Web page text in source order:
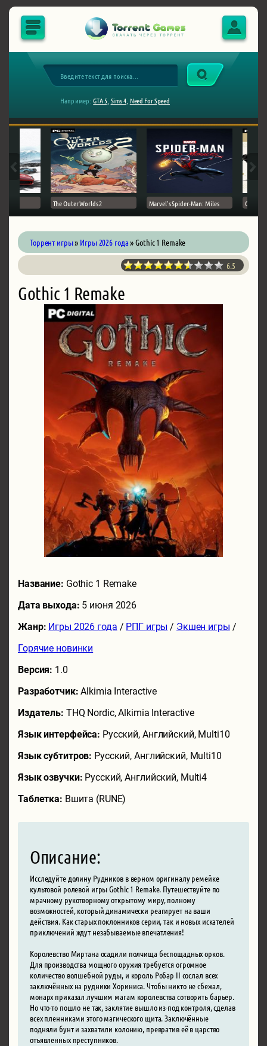
Например: GTA 5, Sims 4, Need For Speed
The Outer Worlds 2 Marvel's Spider-Man: Miles Ghost
Торрент игры» Игры 2026 года» Gothic 1 Remake
6.5
Gothic 1 Remake
Название: Gothic 1 Remake
Дата выхода: 5 июня 2026
Жанр: Игры 2026 года / РПГ игры / Экшен игры /
Горячие новинки
Версия: 1.0
Разработчик:Alkimia Interactive
Издатель: THQ Nordic, Alkimia Interactive
Язык интерфейса: Русский, Английский, Multi10
Язык субтитров: Русский, Английский, Multi10
Язык озвучки: Русский, Английский, Multi4
Таблетка: Вшита (RUNE)
Описание:
Исследуйте долину Рудников в верном оригиналу ремейке
культовой ролевой игры Gothic 1 Remake. Путешествуйте по
мрачному рукотворному открытому миру, полному
возможностей, который динамически реагирует на ваши
действия. Как старых поклонников серии, так и новых искателей
приключений ждут незабываемые впечатления!
Королевство Миртана осадили полчища беспощадных орков.
Для производства мощного оружия требуется огромное
количество волшебной руды, и король Робар II сослал всех
заключённых на рудники Хориниса. Чтобы никто не сбежал,
монарх приказал лучшим магам королевства сотворить барьер.
Но что-то пошло не так, заклятие вышло из-под контроля, сделав
всех пленниками этого магического щита. Заключённые
подняли бунт и захватили колонию, превратив её в царство
отъявленных преступников.